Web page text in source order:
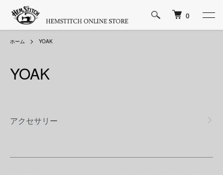
0
ホーム YOAK
YOAK
アクセサリー